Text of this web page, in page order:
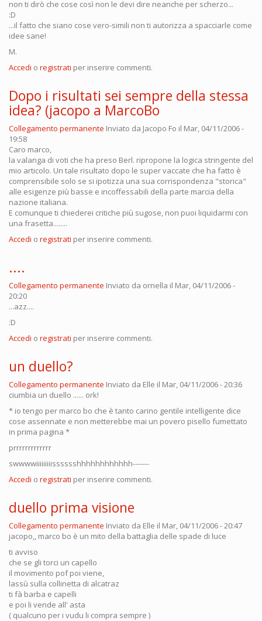
non ti dirò che cose così non le devi dire neanche per scherzo...
:D
...il fatto che siano cose vero-simili non ti autorizza a spacciarle come
idee sane!
M.
Accedi o registrati per inserire commenti.
Dopo i risultati sei sempre della stessa
idea? (jacopo a MarcoBo
Collegamento permanente Inviato da Jacopo Fo il Mar, 04/11/2006 -
19:58
Caro marco,
la valanga di voti che ha preso Berl. ripropone la logica stringente del
mio articolo. Un tale risultato dopo le super vaccate che ha fatto è
comprensibile solo se si ipotizza una sua corrispondenza "storica"
alle esigenze più basse e incoffessabili della parte marcia della
nazione italiana.
E comunque ti chiederei critiche più sugose, non puoi liquidarmi con
una frasetta........
Accedi o registrati per inserire commenti.
....
Collegamento permanente Inviato da ornella il Mar, 04/11/2006 -
20:20
...azz....
:D
Accedi o registrati per inserire commenti.
un duello?
Collegamento permanente Inviato da Elle il Mar, 04/11/2006 - 20:36
ciumbia un duello ...... ork!
* io tengo per marco bo che è tanto carino gentile intelligente dice
cose assennate e non metterebbe mai un povero pisello fumettato
in prima pagina *
prrrrrrrrrrrrr
swwwwiiiiiiiiisssssshhhhhhhhhhhh-------
Accedi o registrati per inserire commenti.
duello prima visione
Collegamento permanente Inviato da Elle il Mar, 04/11/2006 - 20:47
jacopo,, marco bo è un mito della battaglia delle spade di luce
ti avviso
che se gli torci un capello
il movimento pof poi viene,
lassù sulla collinetta di alcatraz
ti fà barba e capelli
e poi li vende all' asta
( qualcuno per i vudu li compra sempre )